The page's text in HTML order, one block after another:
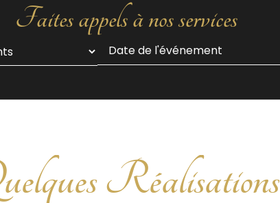
Faites appels à nos services
Réalisations